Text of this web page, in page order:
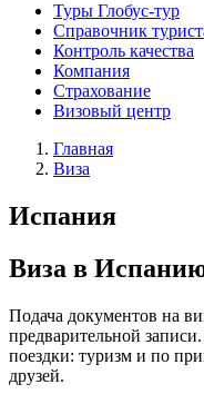
Туры Глобус-тур
Справочник
Контроль качества
Компания
Страхование
Визовый центр
Главная
Виза
Испания
Виза в
Подача документов на
предварительной
поездки: туризм и по
друзей.